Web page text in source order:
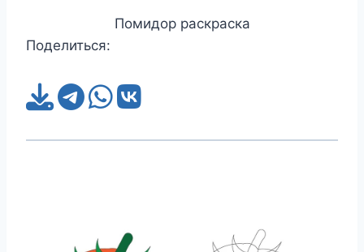
Помидор раскраска
Поделиться: